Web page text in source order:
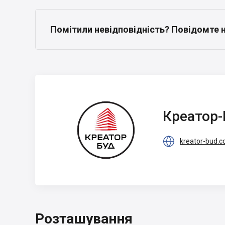
Помітили невідповідність? Повідомте
Креатор-Буд
 kreator-
Розташування